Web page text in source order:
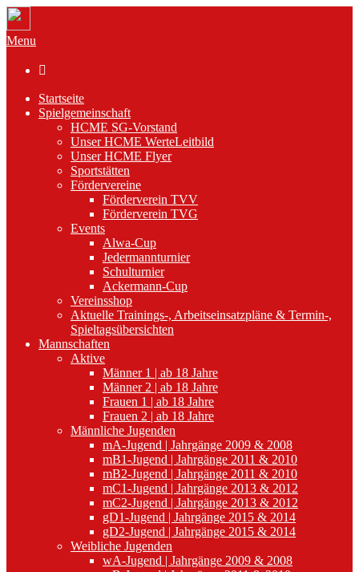
Menu

Startseite
Spielgemeinschaft
HCME SG-Vorstand
Unser HCME WerteLeitbild
Unser HCME Flyer
Sportstätten
Fördervereine
Förderverein TVV
Förderverein TVG
Events
Alwa-Cup
Jedermannturnier
Schulturnier
Ackermann-Cup
Vereinsshop
Aktuelle Trainings-, Arbeitseinsatzpläne & Termin-,
Spieltagsübersichten
Mannschaften
Aktive
Männer 1 | ab 18 Jahre
Männer 2 | ab 18 Jahre
Frauen 1 | ab 18 Jahre
Frauen 2 | ab 18 Jahre
Männliche Jugenden
mA-Jugend | Jahrgänge 2009 & 2008
mB1-Jugend | Jahrgänge 2011 & 2010
mB2-Jugend | Jahrgänge 2011 & 2010
mC1-Jugend | Jahrgänge 2013 & 2012
mC2-Jugend | Jahrgänge 2013 & 2012
gD1-Jugend | Jahrgänge 2015 & 2014
gD2-Jugend | Jahrgänge 2015 & 2014
Weibliche Jugenden
wA-Jugend | Jahrgänge 2009 & 2008